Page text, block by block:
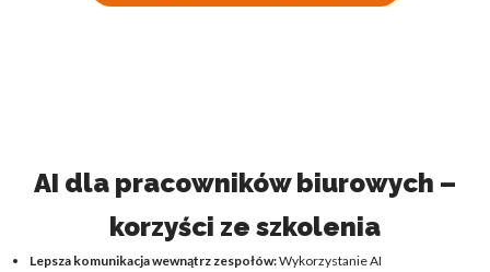
AI dla pracowników biurowych –
korzyści ze szkolenia
Lepsza komunikacja wewnątrz zespołów:Wykorzystanie AI